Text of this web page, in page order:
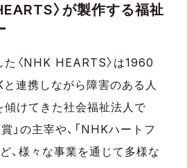
〉が製作する福祉
た〈NHK HEARTS〉は1960
連携しながら障害のある人
傾けてきた社会福祉法人で
」の主宰や、「NHKハートフ
、様々な事業を通じて多様な